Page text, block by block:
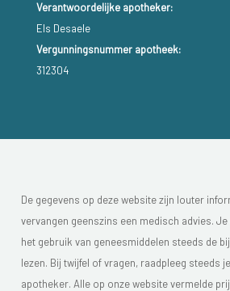
Verantwoordelijke apotheker:
Els Desaele
Vergunningsnummer apotheek:
312304
De gegevens op deze website zijn louter
vervangen geenszins een medisch advies. Je
het gebruik van geneesmiddelen steeds de
lezen. Bij twijfel of vragen, raadpleeg steeds
apotheker. Alle op onze website vermelde